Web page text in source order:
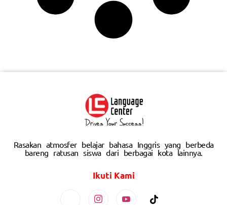
Rasakan atmosfer belajar bahasa Inggris yang berbeda
bareng ratusan siswa dari berbagai kota lainnya.
Ikuti Kami